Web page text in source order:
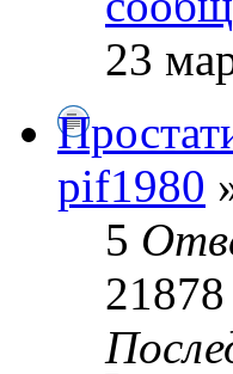
23
pif1980
5
21878